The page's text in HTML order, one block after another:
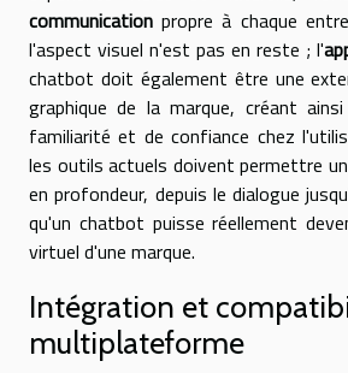
communication propre à chaque
l'aspect visuel n'est pas en reste ; l'
chatbot doit également être une
graphique de la marque, créant
familiarité et de confiance chez
les outils actuels doivent permettre
en profondeur, depuis le dialogue
qu'un chatbot puisse réellement
virtuel d'une marque.
Intégration et
multiplateforme